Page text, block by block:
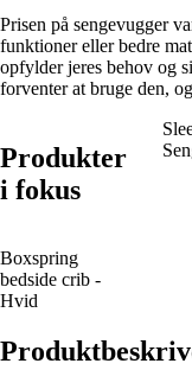
Prisen på sengevugger
funktioner eller bedre
opfylder jeres behov og
forventer at bruge den,
Produkter
i fokus
Boxspring
bedside crib -
Hvid